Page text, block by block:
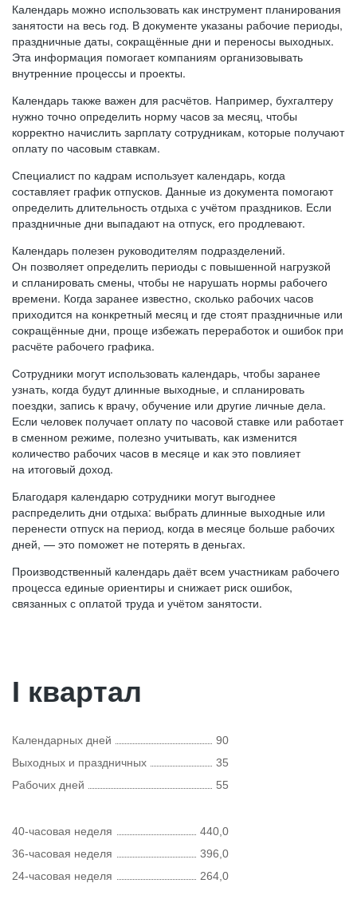
Календарь можно использовать как инструмент планирования
занятости на весь год. В документе указаны рабочие периоды,
праздничные даты, сокращённые дни и переносы выходных.
Эта информация помогает компаниям организовывать
внутренние процессы и проекты.
Календарь также важен для расчётов. Например, бухгалтеру
нужно точно определить норму часов за месяц, чтобы
корректно начислить зарплату сотрудникам, которые получают
оплату по часовым ставкам.
Специалист по кадрам использует календарь, когда
составляет график отпусков. Данные из документа помогают
определить длительность отдыха с учётом праздников. Если
праздничные дни выпадают на отпуск, его продлевают.
Календарь полезен руководителям подразделений.
Он позволяет определить периоды с повышенной нагрузкой
и спланировать смены, чтобы не нарушать нормы рабочего
времени. Когда заранее известно, сколько рабочих часов
приходится на конкретный месяц и где стоят праздничные или
сокращённые дни, проще избежать переработок и ошибок при
расчёте рабочего графика.
Сотрудники могут использовать календарь, чтобы заранее
узнать, когда будут длинные выходные, и спланировать
поездки, запись к врачу, обучение или другие личные дела.
Если человек получает оплату по часовой ставке или работает
в сменном режиме, полезно учитывать, как изменится
количество рабочих часов в месяце и как это повлияет
на итоговый доход.
Благодаря календарю сотрудники могут выгоднее
распределить дни отдыха: выбрать длинные выходные или
перенести отпуск на период, когда в месяце больше рабочих
дней, — это поможет не потерять в деньгах.
Производственный календарь даёт всем участникам рабочего
процесса единые ориентиры и снижает риск ошибок,
связанных с оплатой труда и учётом занятости.
I квартал
Календарных дней
90
Выходных и праздничных
35
Рабочих дней
55
40-часовая неделя
440,0
36-часовая неделя
396,0
24-часовая неделя
264,0